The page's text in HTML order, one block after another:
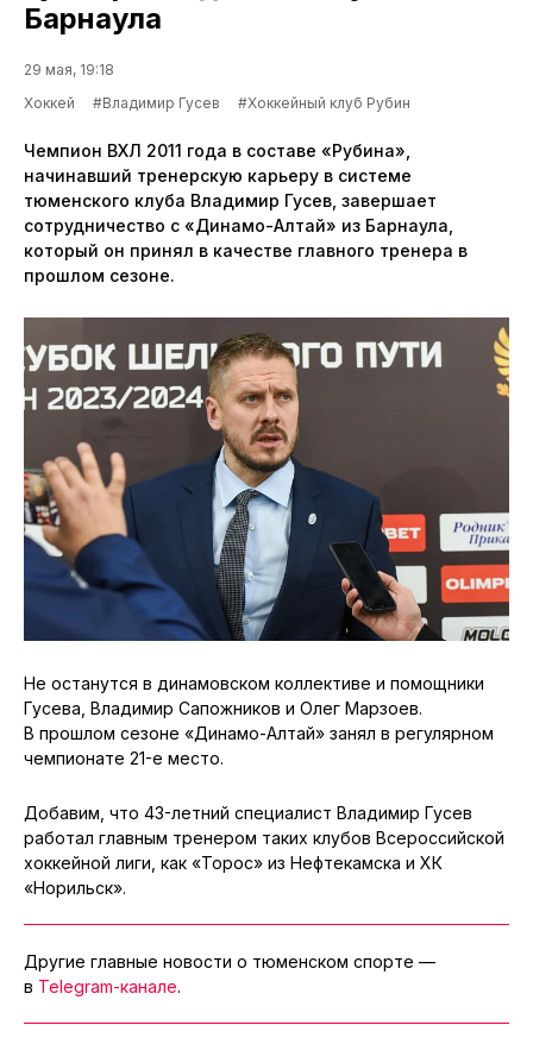
Барнаула
29 мая, 19:18
Хоккей
#Владимир Гусев #Хоккейный клуб Рубин
Чемпион ВХЛ 2011 года в составе «Рубина»,
начинавший тренерскую карьеру в системе
тюменского клуба Владимир Гусев, завершает
сотрудничество с «Динамо-Алтай» из Барнаула,
который он принял в качестве главного тренера в
прошлом сезоне.
Не останутся в динамовском коллективе и помощники
Гусева, Владимир Сапожников и Олег Марзоев.
В прошлом сезоне «Динамо-Алтай» занял в регулярном
чемпионате 21-е место.
Добавим, что 43-летний специалист Владимир Гусев
работал главным тренером таких клубов Всероссийской
хоккейной лиги, как «Торос» из Нефтекамска и ХК
«Норильск».
Другие главные новости о тюменском спорте —
в Telegram-канале.